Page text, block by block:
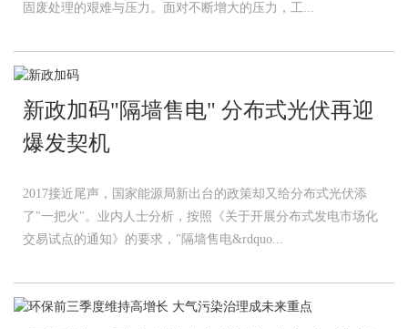
固废处理的艰难与压力。面对不断增大的压力，工...
新政加码"隔墙售电" 分布式光伏再迎
爆发契机
2017接近尾声，国家能源局新出台的政策却又给分布式光伏添
了"一把火"。业内人士分析，按照《关于开展分布式发电市场化
交易试点的通知》的要求，"隔墙售电&rdquo...